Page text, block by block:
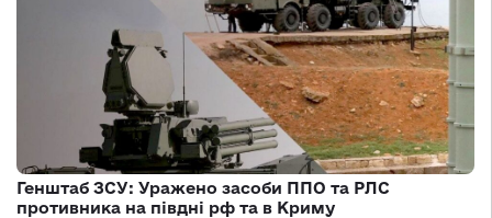
Генштаб ЗСУ: Уражено засоби ППО та РЛС
противника на півдні рф та в Криму